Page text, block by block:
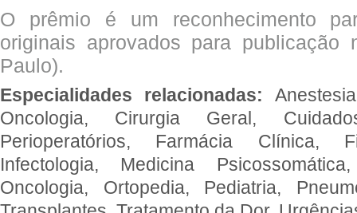
O prêmio é um reconhecimento
originais aprovados para publicação
Paulo).
Especialidades relacionadas:
Oncologia, Cirurgia Geral,
Perioperatórios, Farmácia Clínica,
Infectologia, Medicina
Oncologia, Ortopedia, Pediatria,